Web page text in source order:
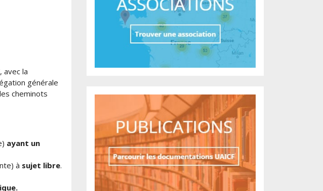
avec la
générale
cheminots
ayant un
à sujet libre.